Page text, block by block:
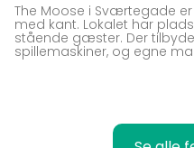
The Moose i Sværtegade
med kant. Lokalet har
stående gæster. Der
spillemaskiner, og egne